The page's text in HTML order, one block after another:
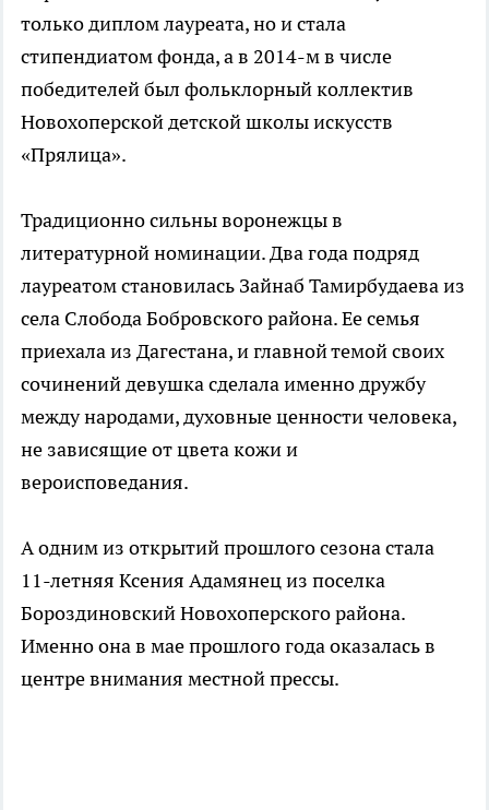
только диплом лауреата, но и стала
стипендиатом фонда, а в 2014-м в числе
победителей был фольклорный коллектив
Новохоперской детской школы искусств
«Прялица».
Традиционно сильны воронежцы в
литературной номинации. Два года подряд
лауреатом становилась Зайнаб Тамирбудаева из
села Слобода Бобровского района. Ее семья
приехала из Дагестана, и главной темой своих
сочинений девушка сделала именно дружбу
между народами, духовные ценности человека,
не зависящие от цвета кожи и
вероисповедания.
А одним из открытий прошлого сезона стала
11-летняя Ксения Адамянец из поселка
Бороздиновский Новохоперского района.
Именно она в мае прошлого года оказалась в
центре внимания местной прессы.